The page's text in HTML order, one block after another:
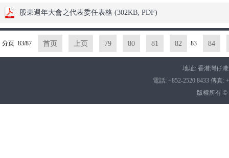
股東週年大會之代表委任表格 (302KB, PDF)
分页 83/87 首页 上页 79 80 81 82 83 84
地址: 香港灣仔
電話: +852-2520 8433 傳真:
版權所有 ©